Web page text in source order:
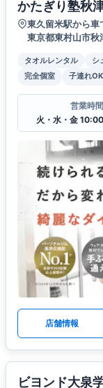
かたぎり塾秋
東久留米駅から車
東京都東村山市
タオルレンタル シ
完全個室
子連れOK
営業時間
火・水・金
店舗情報
ビヨンド大泉